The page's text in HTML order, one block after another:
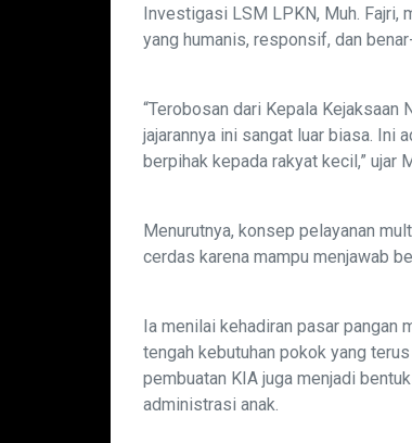
Investigasi LSM LPKN, Muh. Fajri,
yang humanis, responsif, dan
“Terobosan dari Kepala Kejaksaan
jajarannya ini sangat luar biasa. Ini
berpihak kepada rakyat kecil,” ujar
Menurutnya, konsep pelayanan
cerdas karena mampu menjawab
Ia menilai kehadiran pasar pangan
tengah kebutuhan pokok yang
pembuatan KIA juga menjadi
administrasi anak.